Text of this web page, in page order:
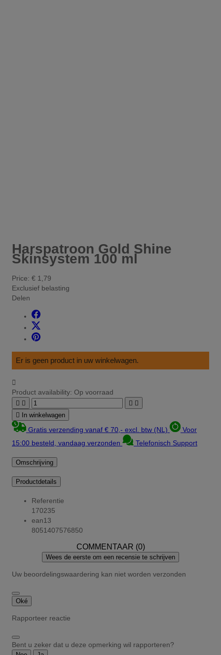
Harspatroon Gold Shine
Skinsystem 100 ml
Price: € 1,79
Exclusief belasting
Delen
Er is geen product in uw winkelwagen.

Product availability: Op voorraad
   
 In winkelwagen
Gratis verzending vanaf € 70,- excl. btw (NL)
Voor
15:00 besteld, vandaag verzonden
Telefonisch Support
Omschrijving
Productdetails
Referentie
170235
ean13
8051407576850
COMMENTAAR (0)
Wees de eerste om een recensie te schrijven
Uw beoordelingswaardering kan niet worden verzonden
Oké
Rapporteer reactie
Bent u zeker dat u deze opmerking wil rapporteren?